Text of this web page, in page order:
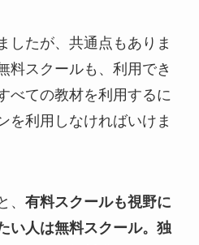
したが、共通点もありま
料スクールも、利用でき
べての教材を利用するに
を利用しなければいけま
、 有料スクールも視野に
い人は無料スクール。独